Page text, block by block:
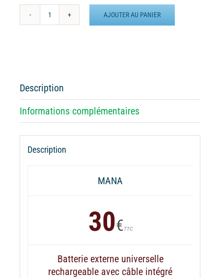
quantité
Hellfest
2025
AJOUTER AU PANIER
Description
Informations complémentaires
Description
MANA
30€ TTC
Batterie externe universelle
rechargeable avec câble intégré